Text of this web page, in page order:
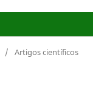
/ Artigos científicos